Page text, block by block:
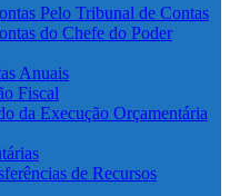
Pelo Tribunal de Contas
do Chefe do Poder
Anuais
Fiscal
da Execução Orçamentária
de Recursos